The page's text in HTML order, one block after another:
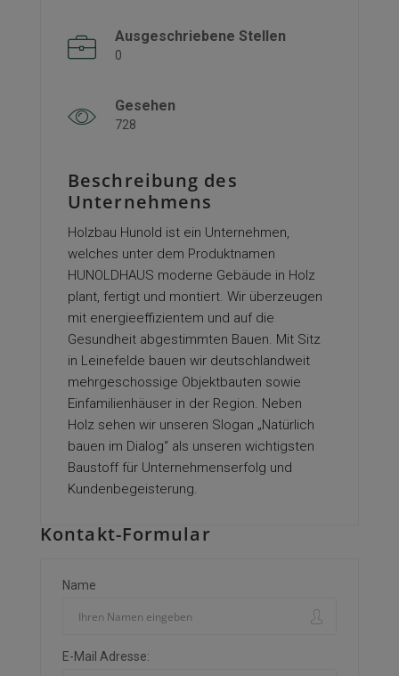
Ausgeschriebene Stellen
0
Gesehen
728
Beschreibung des
Unternehmens
Holzbau Hunold ist ein Unternehmen,
welches unter dem Produktnamen
HUNOLDHAUS moderne Gebäude in Holz
plant, fertigt und montiert. Wir überzeugen
mit energieeffizientem und auf die
Gesundheit abgestimmten Bauen. Mit Sitz
in Leinefelde bauen wir deutschlandweit
mehrgeschossige Objektbauten sowie
Einfamilienhäuser in der Region. Neben
Holz sehen wir unseren Slogan „Natürlich
bauen im Dialog“ als unseren wichtigsten
Baustoff für Unternehmenserfolg und
Kundenbegeisterung.
Kontakt-Formular
Name
E-Mail Adresse: